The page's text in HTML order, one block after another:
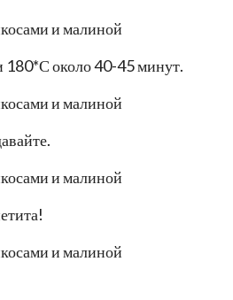
180*С около 40-45 минут.